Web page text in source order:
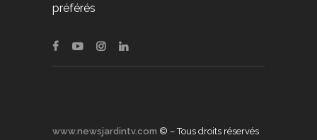
préférés
www.newsjardintv.com © – Tous droits réservés